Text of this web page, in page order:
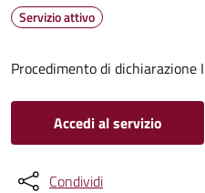
Servizio attivo
Procedimento di dichiarazione
Accedi al servizio
Condividi